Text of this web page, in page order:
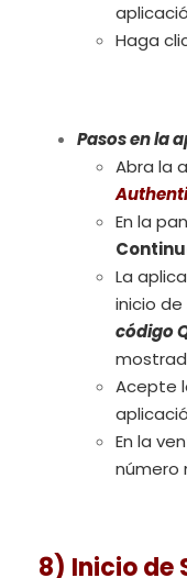
Haga
Pasos en la
Abra la
En la
La
inicio de
código
Acepte
En la
número
8) Inicio de